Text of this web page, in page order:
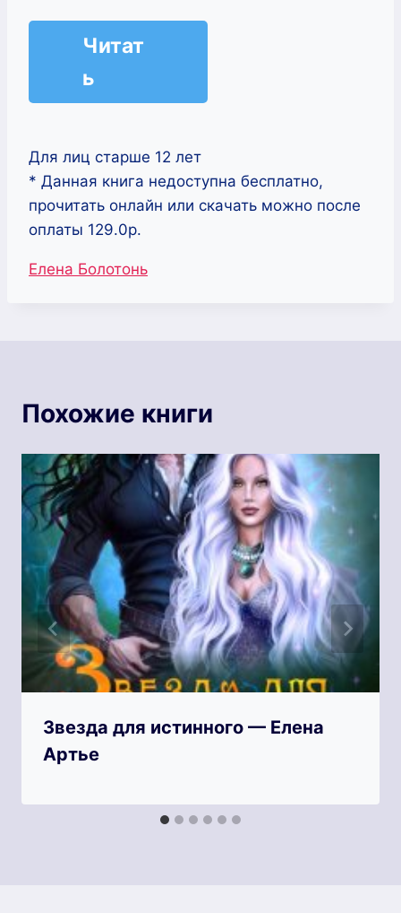
Читат
ь
Для лиц старше 12 лет
* Данная книга недоступна бесплатно,
прочитать онлайн или скачать можно после
оплаты 129.0р.
Метки
Елена Болотонь
Похожие книги
Звезда для истинного — Елена
Артье